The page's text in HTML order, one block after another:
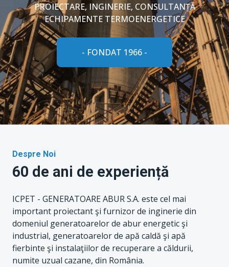
PROIECTARE, INGINERIE, CONSULTANȚĂ
ECHIPAMENTE TERMOENERGETICE
- FONDAT 1966 -
Despre Noi
60 de ani de experiență
ICPET - GENERATOARE ABUR S.A. este cel mai
important proiectant şi furnizor de inginerie din
domeniul generatoarelor de abur energetic şi
industrial, generatoarelor de apă caldă şi apă
fierbinte şi instalaţiilor de recuperare a căldurii,
numite uzual cazane, din România.